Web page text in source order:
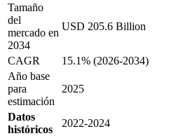
Tamaño
del
mercado en
2034
USD 205.6 Billion
CAGR
15.1% (2026-2034)
Año base
para
estimación
2025
Datos
históricos
2022-2024